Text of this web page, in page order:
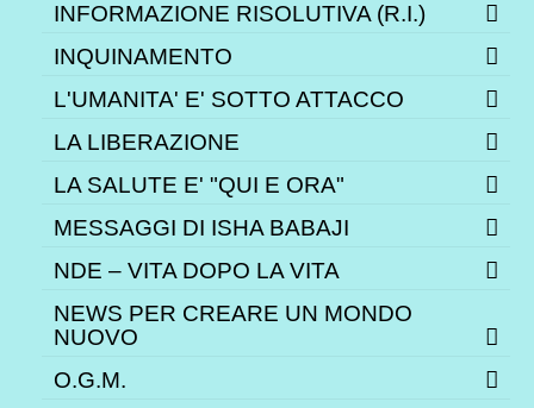
INFORMAZIONE RISOLUTIVA (R.I.)
INQUINAMENTO
L'UMANITA' E' SOTTO ATTACCO
LA LIBERAZIONE
LA SALUTE E' "QUI E ORA"
MESSAGGI DI ISHA BABAJI
NDE – VITA DOPO LA VITA
NEWS PER CREARE UN MONDO
NUOVO
O.G.M.